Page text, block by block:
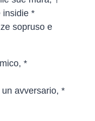
insidie *
sopruso e
*
avversario, *